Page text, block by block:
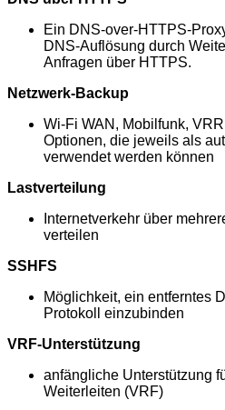
Ein DNS-over-HTTPS-
DNS-Auflösung durch
Anfragen über HTTPS.
Netzwerk-Backup
Wi-Fi WAN, Mobilfunk,
Optionen, die jeweils als
verwendet werden können
Lastverteilung
Internetverkehr über
verteilen
SSHFS
Möglichkeit, ein entferntes
Protokoll einzubinden
VRF-Unterstützung
anfängliche Unterstützung
Weiterleiten (VRF)